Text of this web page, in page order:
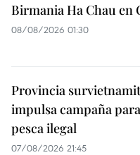
Birmania Ha Chau en
08/08/2026 01:30
Provincia
impulsa campaña
pesca ilegal
07/08/2026 21:45